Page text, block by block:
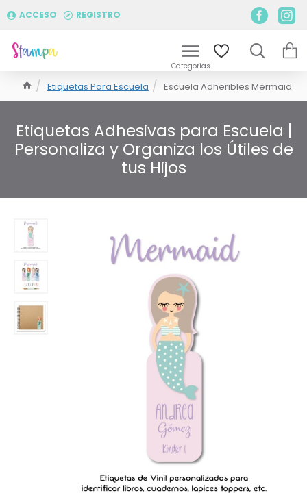
ACCESO REGISTRO
Etiquetas Para Escuela Escuela Adheribles Mermaid
Etiquetas Adhesivas para Escuela |
Personaliza y Organiza los Útiles de
tus Hijos